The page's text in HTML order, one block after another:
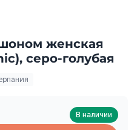
женская
серо-голубая
В наличии